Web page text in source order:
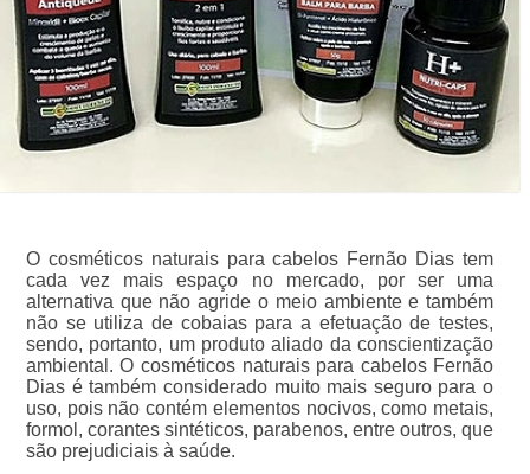
O cosméticos naturais para cabelos Fernão Dias tem
cada vez mais espaço no mercado, por ser uma
alternativa que não agride o meio ambiente e também
não se utiliza de cobaias para a efetuação de testes,
sendo, portanto, um produto aliado da conscientização
ambiental. O cosméticos naturais para cabelos Fernão
Dias é também considerado muito mais seguro para o
uso, pois não contém elementos nocivos, como metais,
formol, corantes sintéticos, parabenos, entre outros, que
são prejudiciais à saúde.